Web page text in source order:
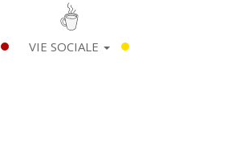
VIE SOCIALE